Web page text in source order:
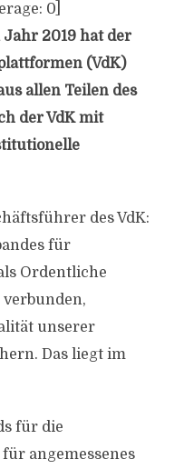
0]
2019 hat der
(VdK)
allen Teilen des
der VdK mit
des VdK:
für
Ordentliche
unserer
Das liegt im
für die
angemessenes